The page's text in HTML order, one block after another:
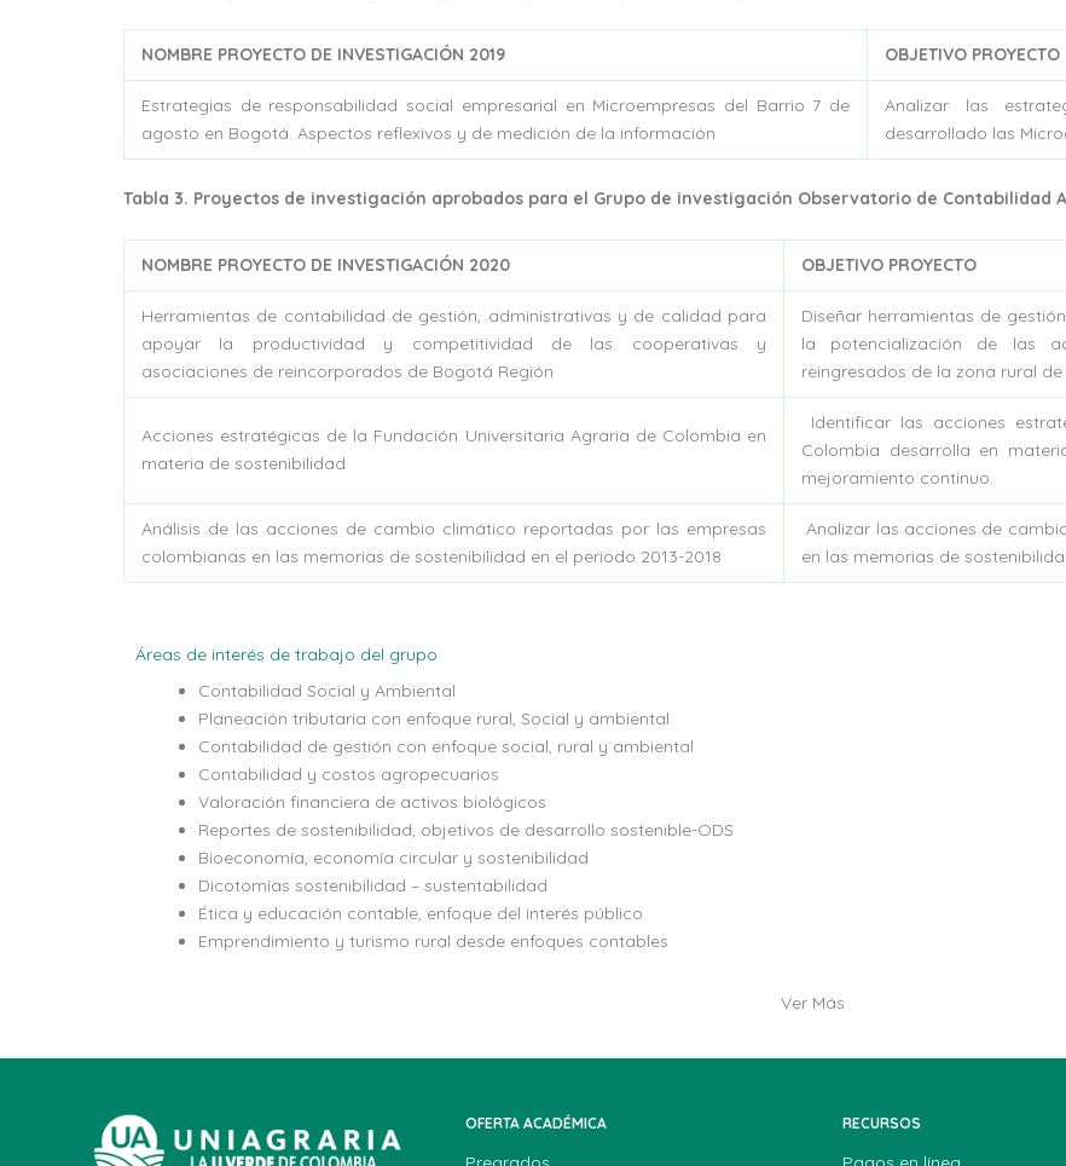
NOMBRE PROYECTO DE INVESTIGACIÓN 2019 OBJETIVO PROYECTO
Estrategias de responsabilidad social empresarial en Microempresas del Barrio 7 de
agosto en Bogotá. Aspectos reflexivos y de medición de la información
Analizar las
desarrollado las
Tabla 3. Proyectos de investigación aprobados para el Grupo de investigación Observatorio de Contabilidad
NOMBRE PROYECTO DE INVESTIGACIÓN 2020 OBJETIVO PROYECTO
Herramientas de contabilidad de gestión, administrativas y de calidad para
apoyar la productividad y competitividad de las cooperativas y
asociaciones de reincorporados de Bogotá Región
Diseñar herramientas de
la potencialización de las
reingresados de la zona rural
Acciones estratégicas de la Fundación Universitaria Agraria de Colombia en
materia de sostenibilidad
Identificar las acciones
Colombia desarrolla en
mejoramiento continuo.
Análisis de las acciones de cambio climático reportadas por las empresas
colombianas en las memorias de sostenibilidad en el periodo 2013-2018
Analizar las acciones de
en las memorias de
Áreas de interés de trabajo del grupo
Contabilidad Social y Ambiental
Planeación tributaria con enfoque rural, Social y ambiental
Contabilidad de gestión con enfoque social, rural y ambiental
Contabilidad y costos agropecuarios
Valoración financiera de activos biológicos
Reportes de sostenibilidad, objetivos de desarrollo sostenible-ODS
Bioeconomía, economía circular y sostenibilidad
Dicotomías sostenibilidad – sustentabilidad
Ética y educación contable, enfoque del interés público
Emprendimiento y turismo rural desde enfoques contables
Ver Más
OFERTA ACADÉMICA RECURSOS